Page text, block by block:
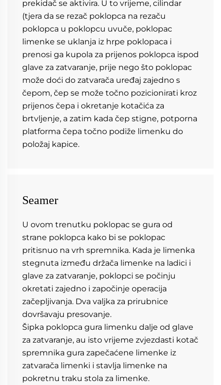
prekidač se aktivira. U to vrijeme, cilindar
(tjera da se rezač poklopca na rezaču
poklopca u poklopcu uvuče, poklopac
limenke se uklanja iz hrpe poklopaca i
prenosi ga kupola za prijenos poklopca ispod
glave za zatvaranje, prije nego što poklopac
može doći do zatvarača uređaj zajedno s
čepom, čep se može točno pozicionirati kroz
prijenos čepa i okretanje kotačića za
brtvljenje, a zatim kada čep stigne, potporna
platforma čepa točno podiže limenku do
položaj kapice.
Seamer
U ovom trenutku poklopac se gura od
strane poklopca kako bi se poklopac
pritisnuo na vrh spremnika. Kada je limenka
stegnuta između držača limenke na ladici i
glave za zatvaranje, poklopci se počinju
okretati zajedno i započinje operacija
začepljivanja. Dva valjka za prirubnice
dovršavaju presovanje.
Šipka poklopca gura limenku dalje od glave
za zatvaranje, au isto vrijeme zvjezdasti kotač
spremnika gura zapečaćene limenke iz
zatvarača limenki i stavlja limenke na
pokretnu traku stola za limenke.